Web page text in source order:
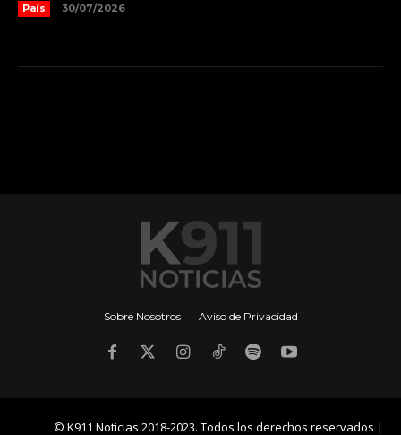
País 30/07/2026
Sobre Nosotros Aviso de Privacidad
© K911 Noticias 2018-2023. Todos los derechos reservados |